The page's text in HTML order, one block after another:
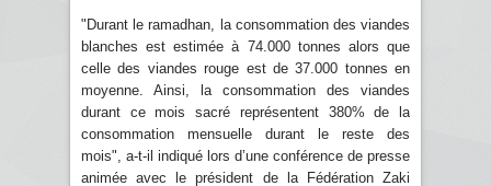
"Durant le ramadhan, la consommation des viandes
blanches est estimée à 74.000 tonnes alors que
celle des viandes rouge est de 37.000 tonnes en
moyenne. Ainsi, la consommation des viandes
durant ce mois sacré représentent 380% de la
consommation mensuelle durant le reste des
mois", a-t-il indiqué lors d’une conférence de presse
animée avec le président de la Fédération Zaki